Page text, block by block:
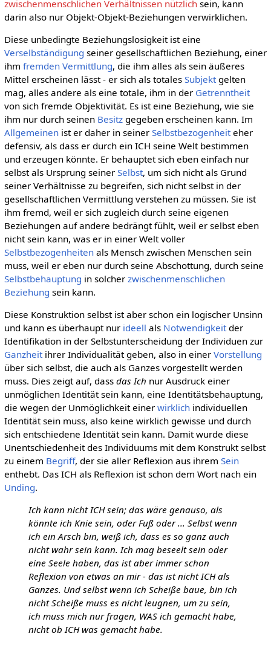
zwischenmenschlichen Verhältnissen nützlichsein, kann
darin also nur Objekt-Objekt-Beziehungen verwirklichen.
Diese unbedingte Beziehungslosigkeit ist eine
Verselbständigung seiner gesellschaftlichen Beziehung, einer
ihm fremden Vermittlung, die ihm alles als sein äußeres
Mittel erscheinen lässt - er sich als totales Subjektgelten
mag, alles andere als eine totale, ihm in der Getrenntheit
von sich fremde Objektivität. Es ist eine Beziehung, wie sie
ihm nur durch seinen Besitzgegeben erscheinen kann. Im
Allgemeinenist er daher in seiner Selbstbezogenheiteher
defensiv, als dass er durch ein ICH seine Welt bestimmen
und erzeugen könnte. Er behauptet sich eben einfach nur
selbst als Ursprung seiner Selbst, um sich nicht als Grund
seiner Verhältnisse zu begreifen, sich nicht selbst in der
gesellschaftlichen Vermittlung verstehen zu müssen. Sie ist
ihm fremd, weil er sich zugleich durch seine eigenen
Beziehungen auf andere bedrängt fühlt, weil er selbst eben
nicht sein kann, was er in einer Welt voller
Selbstbezogenheitenals Mensch zwischen Menschen sein
muss, weil er eben nur durch seine Abschottung, durch seine
Selbstbehauptung in solcher zwischenmenschlichen
Beziehung sein kann.
Diese Konstruktion selbst ist aber schon ein logischer Unsinn
und kann es überhaupt nur ideell als Notwendigkeitder
Identifikation in der Selbstunterscheidung der Individuen zur
Ganzheitihrer Individualität geben, also in einer Vorstellung
über sich selbst, die auch als Ganzes vorgestellt werden
muss. Dies zeigt auf, dass das Ich nur Ausdruck einer
unmöglichen Identität sein kann, eine Identitätsbehauptung,
die wegen der Unmöglichkeit einer wirklichindividuellen
Identität sein muss, also keine wirklich gewisse und durch
sich entschiedene Identität sein kann. Damit wurde diese
Unentschiedenheit des Individuums mit dem Konstrukt selbst
zu einem Begriff, der sie aller Reflexion aus ihrem Sein
enthebt. Das ICH als Reflexion ist schon dem Wort nach ein
Unding.
Ich kann nicht ICH sein; das wäre genauso, als
könnte ich Knie sein, oder Fuß oder ... Selbst wenn
ich ein Arsch bin, weiß ich, dass es so ganz auch
nicht wahr sein kann. Ich mag beseelt sein oder
eine Seele haben, das ist aber immer schon
Reflexion von etwas an mir - das ist nicht ICH als
Ganzes. Und selbst wenn ich Scheiße baue, bin ich
nicht Scheiße muss es nicht leugnen, um zu sein,
ich muss mich nur fragen, WAS ich gemacht habe,
nicht ob ICH was gemacht habe.